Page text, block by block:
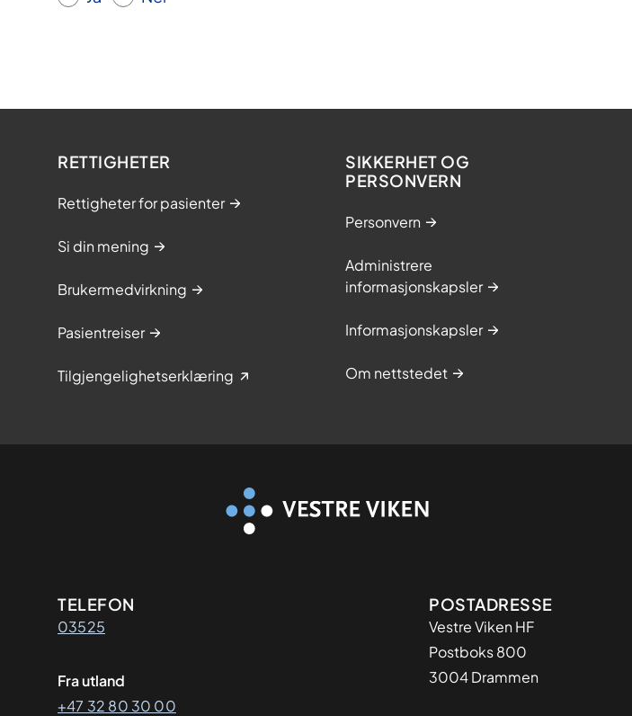
RETTIGHETER
Rettigheter for pasienter
Si din mening
Brukermedvirkning
Pasientreiser
Tilgjengelighetserklæring
SIKKERHET OG
PERSONVERN
Personvern
Administrere
informasjonskapsler
Informasjonskapsler
Om nettstedet
Kontaktinformasjon
TELEFON
03525
Fra utland
+47 32 80 30 00
Adresse
POSTADRESSE
Vestre Viken HF
Postboks 800
3004 Drammen